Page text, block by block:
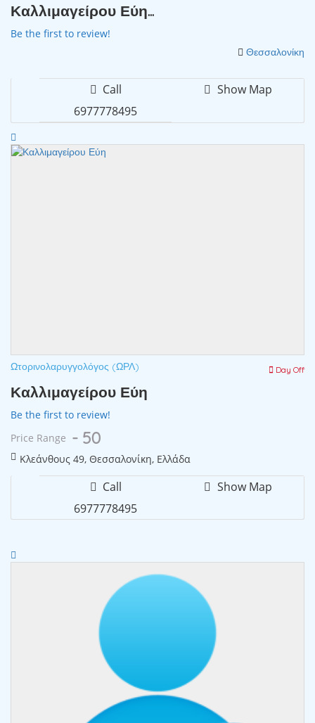
Καλλιμαγείρου Εύη...
Be the first to review!
Θεσσαλονίκη
Call
6977778495
Show Map
Ωτορινολαρυγγολόγος (ΩΡΛ) Day Off
Καλλιμαγείρου Εύη
Be the first to review!
Price Range - 50
Κλεάνθους 49, Θεσσαλονίκη, Ελλάδα
Call
6977778495
Show Map